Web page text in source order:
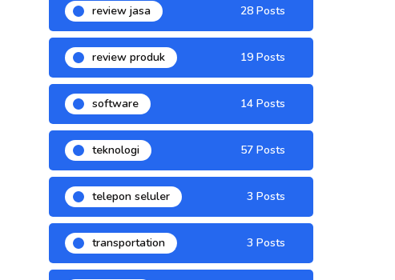
review jasa 28 Posts
review produk 19 Posts
software 14 Posts
teknologi 57 Posts
telepon seluler 3 Posts
transportation 3 Posts